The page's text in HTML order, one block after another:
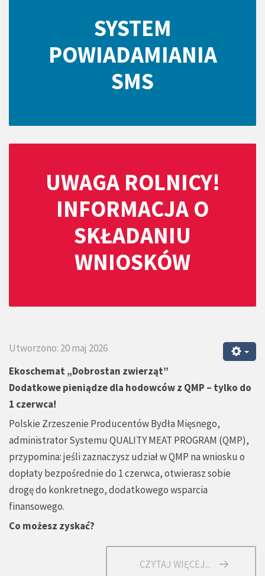
SYSTEM
POWIADAMIANIA
SMS
UWAGA ROLNICY!
INFORMACJA O
SKŁADANIU
WNIOSKÓW
Utworzono: 20 maj 2026
Ekoschemat „Dobrostan zwierząt”
Dodatkowe pieniądze dla hodowców z QMP – tylko do
1 czerwca!
Polskie Zrzeszenie Producentów Bydła Mięsnego,
administrator Systemu QUALITY MEAT PROGRAM (QMP),
przypomina: jeśli zaznaczysz udział w QMP na wniosku o
dopłaty bezpośrednie do 1 czerwca, otwierasz sobie
drogę do konkretnego, dodatkowego wsparcia
finansowego.
Co możesz zyskać?
CZYTAJ WIĘCEJ...